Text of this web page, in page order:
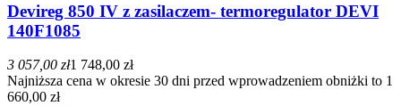
Devireg 850 IV z zasilaczem- termoregulator DEVI
140F1085
3 057,00 zł1 748,00 zł
Najniższa cena w okresie 30 dni przed wprowadzeniem obniżki to 1
660,00 zł